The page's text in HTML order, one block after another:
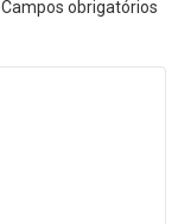
Campos obrigatórios